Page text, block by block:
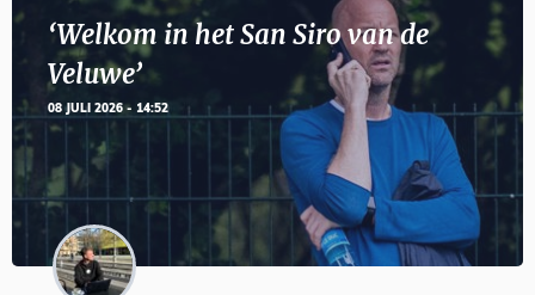
‘Welkom in het San Siro van de
Veluwe’
08 JULI 2026 - 14:52